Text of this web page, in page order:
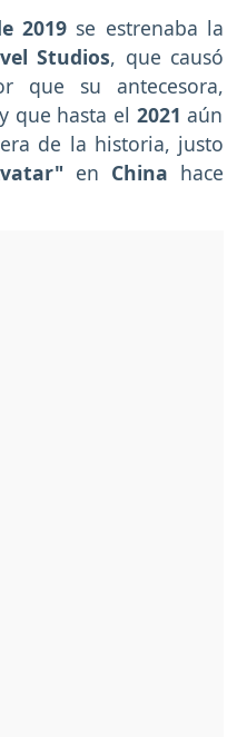
2019 se estrenaba la
Studios, que causó
que su antecesora,
y que hasta el 2021 aún
de la historia, justo
en China hace